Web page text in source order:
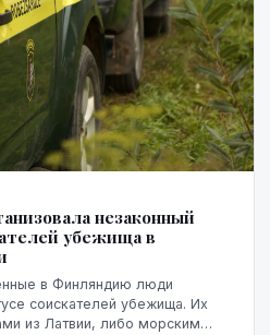
незаконный
убежища в
в Финляндию люди
соискателей убежища. Их
из Латвии, либо морским